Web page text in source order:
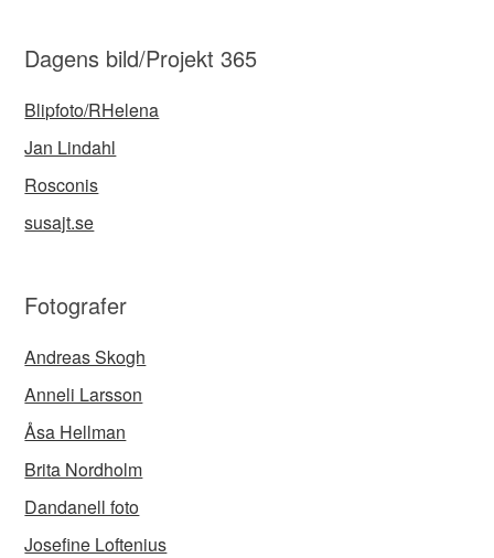
Dagens bild/Projekt 365
Blipfoto/RHelena
Jan Lindahl
Rosconis
susajt.se
Fotografer
Andreas Skogh
Anneli Larsson
Åsa Hellman
Brita Nordholm
Dandanell foto
Josefine Loftenius